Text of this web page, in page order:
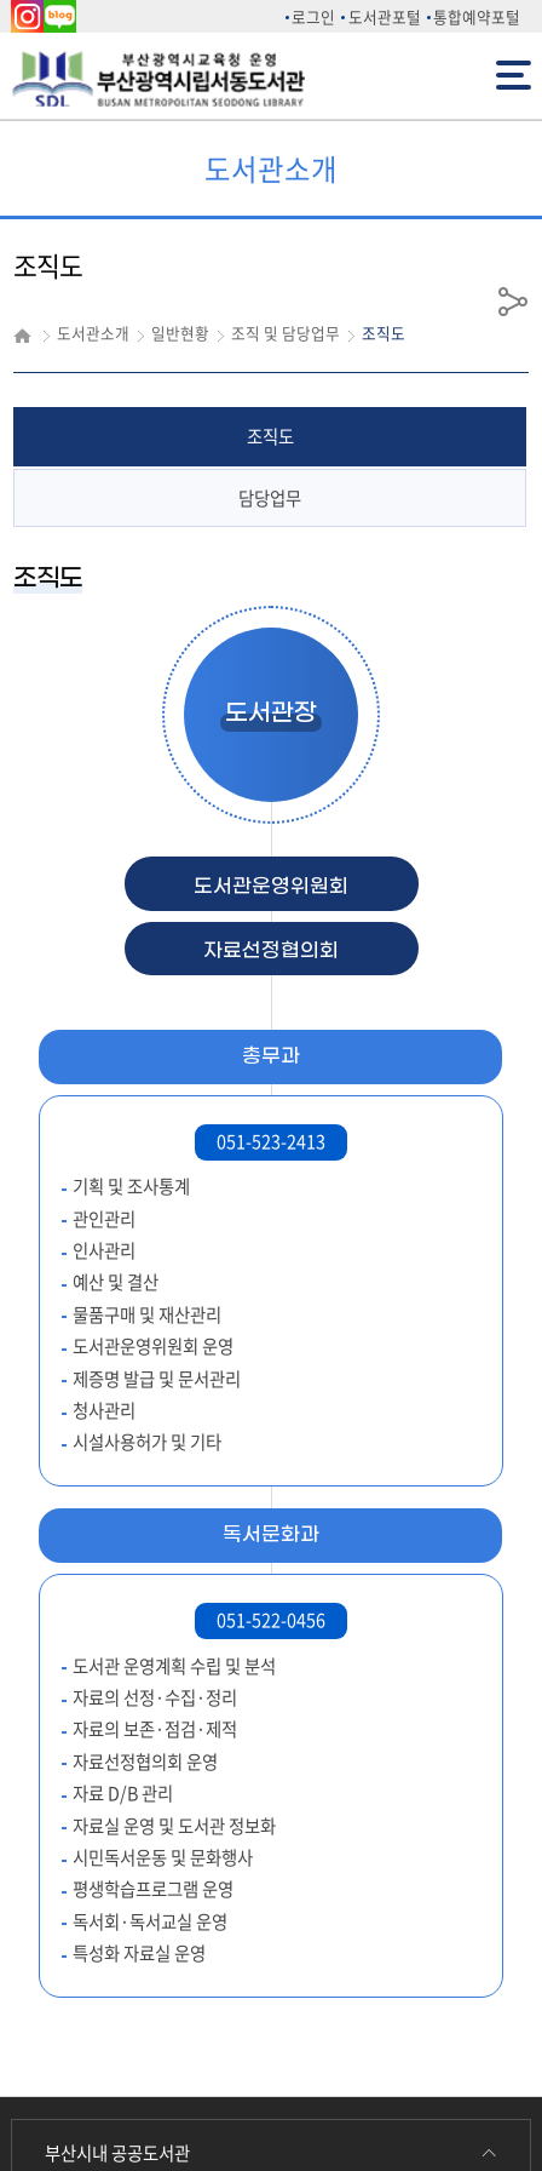
인스
타그
네이
버 블
로그
로그인 도서관포털 통합예약포털
전체메뉴
도서관소개
조직도
도서관소개 일반현황 조직 및 담당업무 조직도
공
조직도
담당업무
조직도
도서관장
도서관운영위원회
자료선정협의회
총무과
051-523-2413
기획 및 조사통계
관인관리
인사관리
예산 및 결산
물품구매 및 재산관리
도서관운영위원회 운영
제증명 발급 및 문서관리
청사관리
시설사용허가 및 기타
독서문화과
051-522-0456
도서관 운영계획 수립 및 분석
자료의 선정·수집·정리
자료의 보존·점검·제적
자료선정협의회 운영
자료 D/B 관리
자료실 운영 및 도서관 정보화
시민독서운동 및 문화행사
평생학습프로그램 운영
독서회·독서교실 운영
특성화 자료실 운영
부산시내 공공도서관